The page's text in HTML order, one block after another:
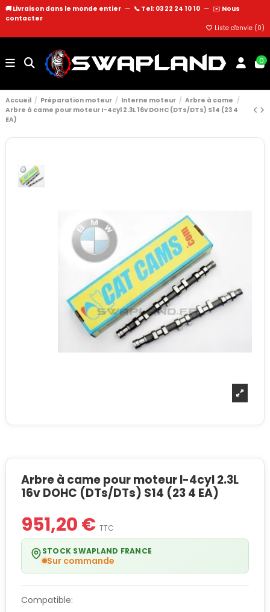
🚚 Livraison dans le monde entier — 📞 Tel: 03 22 24 10 10 — ✉️ Nous
contacter
Liste d'envie (0)
0
Accueil Préparation moteur Interne moteur
Arbre à came
Arbre à came pour moteur I-4cyl 2.3L 16v DOHC (DTs/DTs) S14 (23 4
EA)
Arbre à came pour moteur I-4cyl 2.3L
16v DOHC (DTs/DTs) S14 (23 4 EA)
951,20 € TTC
STOCK SWAPLAND FRANCE
Sur commande
Compatible: